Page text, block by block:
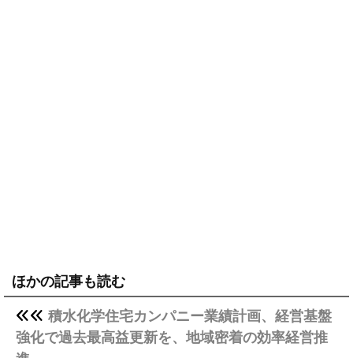
ほかの記事も読む
積水化学住宅カンパニー業績計画、経営基盤
強化で過去最高益更新を、地域密着の効率経営推